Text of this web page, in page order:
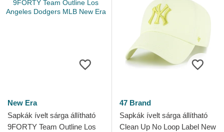
New Era
Sapkák ívelt sárga állítható
9FORTY Team Outline Los
47 Brand
Sapkák ívelt sárga állítható
Clean Up No Loop Label New